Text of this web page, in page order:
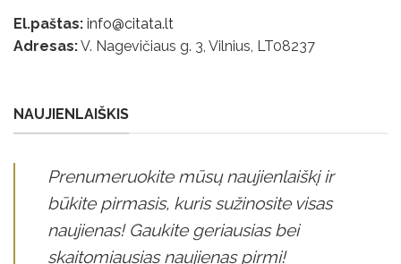
El.paštas: info@citata.lt
Adresas:V. Nagevičiaus g. 3, Vilnius, LT08237
NAUJIENLAIŠKIS
Prenumeruokite mūsų naujienlaiškį ir
būkite pirmasis, kuris sužinosite visas
naujienas! Gaukite geriausias bei
skaitomiausias naujienas pirmi!